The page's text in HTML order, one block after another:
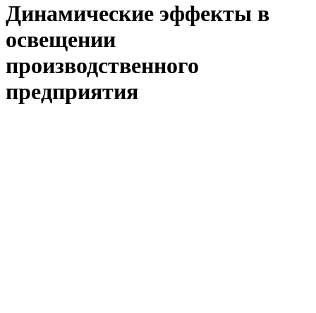
Динамические эффекты в
освещении
производственного
предприятия